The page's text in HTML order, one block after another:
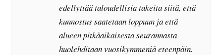
edellyttää taloudellisia takeita siitä, että
kunnostus saatetaan loppuun ja että
alueen pitkäaikaisesta seurannasta
huolehditaan vuosikymmeniä eteenpäin.